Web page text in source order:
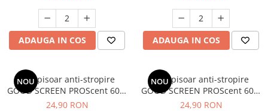
ADAUGA IN COS ADAUGA IN COS
NOU
Sita pisoar anti-stropire
GOOD SCREEN PROScent 60+,
Fresh Breeze
24,90 RON
NOU
Sita pisoar anti-stropire
GOOD SCREEN PROScent 60+,
Tropical Fruit
24,90 RON